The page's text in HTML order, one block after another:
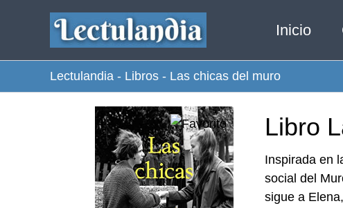
contenido
Inicio
Lectulandia - Libros - Las chicas del muro
Libro
Inspirada en
social del
sigue a